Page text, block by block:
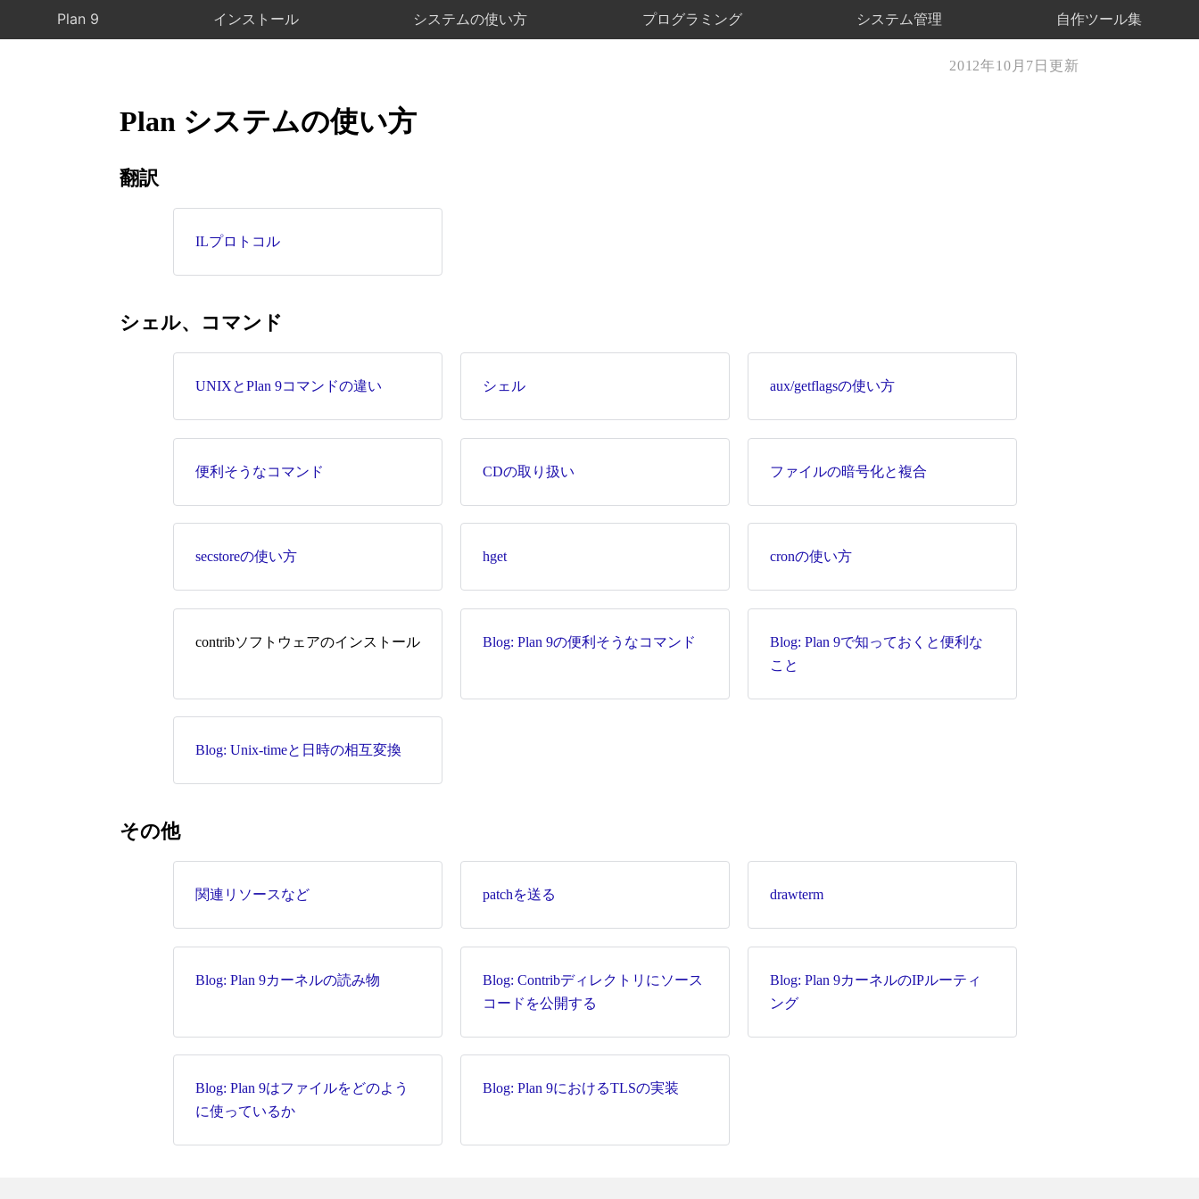
Plan 9 インストール システムの使い方 プログラミング システム管理 自作ツール集
2012年10月7日更新
Plan システムの使い方
翻訳
ILプロトコル
シェル、コマンド
UNIXとPlan 9コマンドの違い シェル aux/getflagsの使い方
便利そうなコマンド CDの取り扱い ファイルの暗号化と複合
secstoreの使い方 hget cronの使い方
contribソフトウェアのインストール Blog: Plan 9の便利そうなコマンド
Blog: Plan 9で知っておくと便利な
こと
Blog: Unix-timeと日時の相互変換
その他
関連リソースなど patchを送る drawterm
Blog: Plan 9カーネルの読み物
Blog: Contribディレクトリにソース
コードを公開する
Blog: Plan 9カーネルのIPルーティ
ング
Blog: Plan 9はファイルをどのよう
に使っているか
Blog: Plan 9におけるTLSの実装